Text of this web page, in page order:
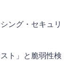
ング・セキュリ
ト」と脆弱性検